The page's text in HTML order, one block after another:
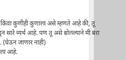
किंवा कुणीही कुणाला असे म्हणते आहे की, तू
सारे व्यर्थ आहे. पण तू असे बोलल्याने मी बरा
जाणार नाही)
आहे.